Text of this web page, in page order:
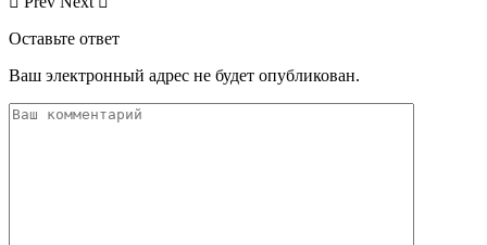
Оставьте ответ
Ваш электронный адрес не будет опубликован.